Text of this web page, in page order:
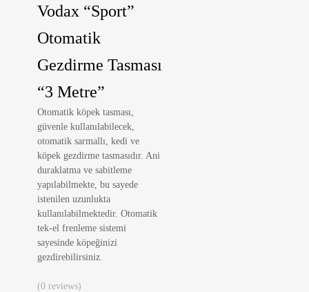
Vodax “Sport”
Otomatik
Gezdirme Tasması
“3 Metre”
Otomatik köpek tasması,
güvenle kullanılabilecek,
otomatik sarmallı, kedi ve
köpek gezdirme tasmasıdır. Ani
duraklatma ve sabitleme
yapılabilmekte, bu sayede
istenilen uzunlukta
kullanılabilmektedir. Otomatik
tek-el frenleme sistemi
sayesinde köpeğinizi
gezdirebilirsiniz.
(0 reviews)